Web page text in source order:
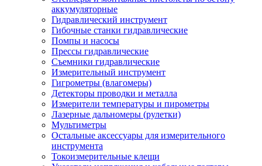
аккумуляторные
Гидравлический инструмент
Гибочные станки гидравлические
Помпы и насосы
Прессы гидравлические
Съемники гидравлические
Измерительный инструмент
Гигрометры (влагомеры)
Детекторы проводки и металла
Измерители температуры и пирометры
Лазерные дальномеры (рулетки)
Мультиметры
Остальные аксессуары для измерительного
инструмента
Токоизмерительные клещи